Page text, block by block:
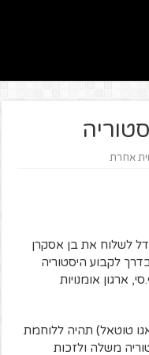
אחרת
לשלוח את בן אסקרן
לקבוע היסטוריה
ארגון אומנויות
טוטאל) תהיה ללוחמת
משלה ולזכות